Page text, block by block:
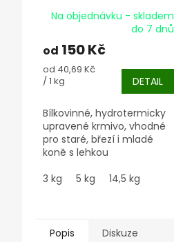
Na objednávku - skladem
do 7 dnů
od 150 Kč
Měrná
cena:
od 40,69 Kč
/ 1 kg
DETAIL
Bílkovinné, hydrotermicky
upravené krmivo, vhodné
pro staré, březí i mladé
koně s lehkou
3 kg
5 kg 14,5 kg
Popis Diskuze